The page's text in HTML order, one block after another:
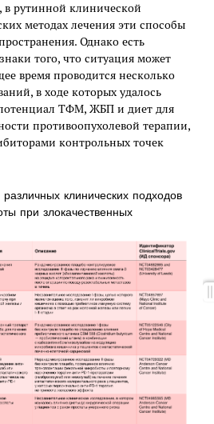
рутинной клинической
методах лечения эти способы
Однако есть
того, что ситуация может
время проводится несколько
в ходе которых удалось
ТФМ, ЖБП и диет для
противоопухолевой терапии,
контрольных точек
клинических подходов
при злокачественных